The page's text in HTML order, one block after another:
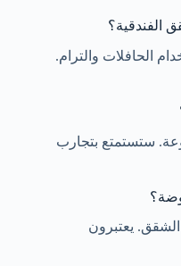
الفندقية؟
الحافلات والترام.
ستستمتع بتجارب
الشقق. يعتبرون